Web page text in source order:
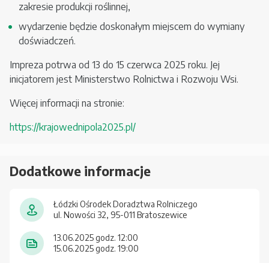
zakresie produkcji roślinnej,
wydarzenie będzie doskonałym miejscem do wymiany
doświadczeń.
Impreza potrwa od 13 do 15 czerwca 2025 roku. Jej
inicjatorem jest Ministerstwo Rolnictwa i Rozwoju Wsi.
Więcej informacji na stronie:
https://krajowednipola2025.pl/
Dodatkowe informacje
Łódzki Ośrodek Doradztwa Rolniczego
ul. Nowości 32, 95-011 Bratoszewice
13.06.2025 godz. 12:00
15.06.2025 godz. 19:00